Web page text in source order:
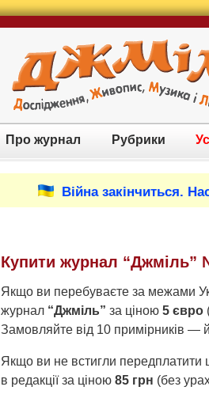
Про журнал Рубрики
Війна закінчиться.
Купити журнал “Джміль”
Якщо ви перебуваєте за межами
журнал “Джміль” за ціною 5 євро
Замовляйте від 10 примірників —
Якщо ви не встигли
в редакції за ціною 85 грн (без